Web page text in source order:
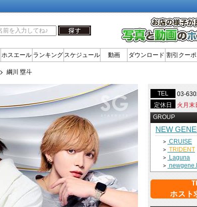
ホスエール ランキング スケジュール 動画 ダウンロード 割引クー
綱川 塁斗
TEL
03-
定休日
火月末
GROUP
NEW
> CRUISE
> TRIDENT
> Laguna
>
ホスト